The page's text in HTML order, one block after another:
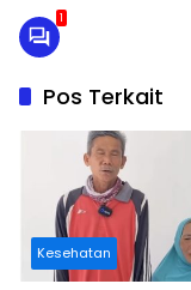
1
Pos Terkait
Kesehatan